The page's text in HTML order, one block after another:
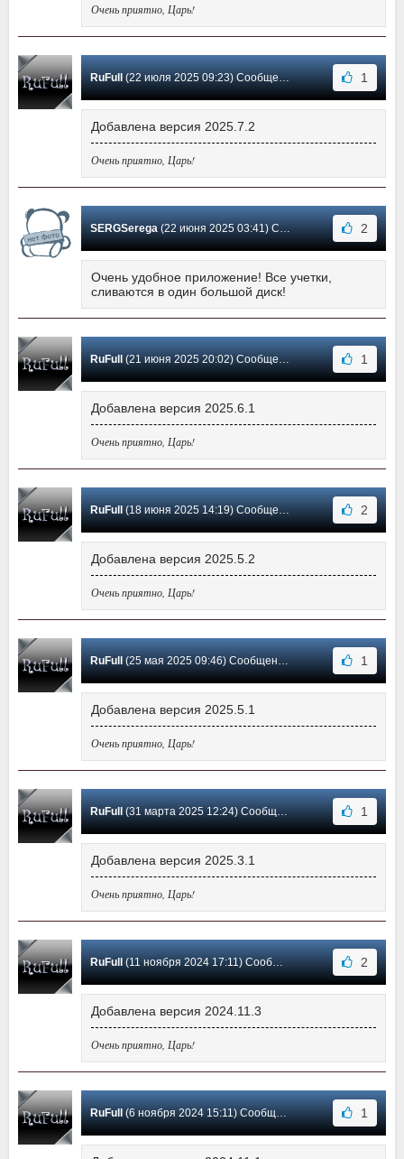
Очень приятно, Царь!
RuFull(22 июля 2025 09:23) Сообщение #8 1
Добавлена версия 2025.7.2
Очень приятно, Царь!
SERGSerega(22 июня 2025 03:41) Сообщение #7 2
Очень удобное приложение! Все учетки,
сливаются в один большой диск!
RuFull(21 июня 2025 20:02) Сообщение #6 1
Добавлена версия 2025.6.1
Очень приятно, Царь!
RuFull(18 июня 2025 14:19) Сообщение #5 2
Добавлена версия 2025.5.2
Очень приятно, Царь!
RuFull(25 мая 2025 09:46) Сообщение #4 1
Добавлена версия 2025.5.1
Очень приятно, Царь!
RuFull(31 марта 2025 12:24) Сообщение #3 1
Добавлена версия 2025.3.1
Очень приятно, Царь!
RuFull(11 ноября 2024 17:11) Сообщение #2 2
Добавлена версия 2024.11.3
Очень приятно, Царь!
RuFull(6 ноября 2024 15:11) Сообщение #1 1